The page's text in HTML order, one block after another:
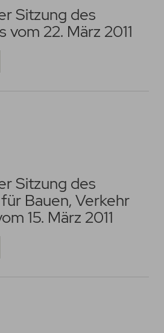
Sitzung des
22. März 2011
Sitzung des
Bauen, Verkehr
15. März 2011